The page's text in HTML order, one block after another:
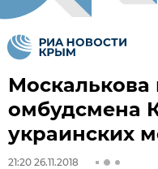
Москалькова
омбудсмена
украинских
21:20 26.11.2018